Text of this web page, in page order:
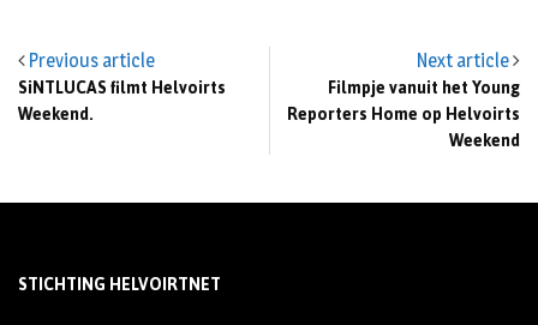
Previous article
SiNTLUCAS filmt Helvoirts
Weekend.
Next article
Filmpje vanuit het Young
Reporters Home op Helvoirts
Weekend
STICHTING HELVOIRTNET